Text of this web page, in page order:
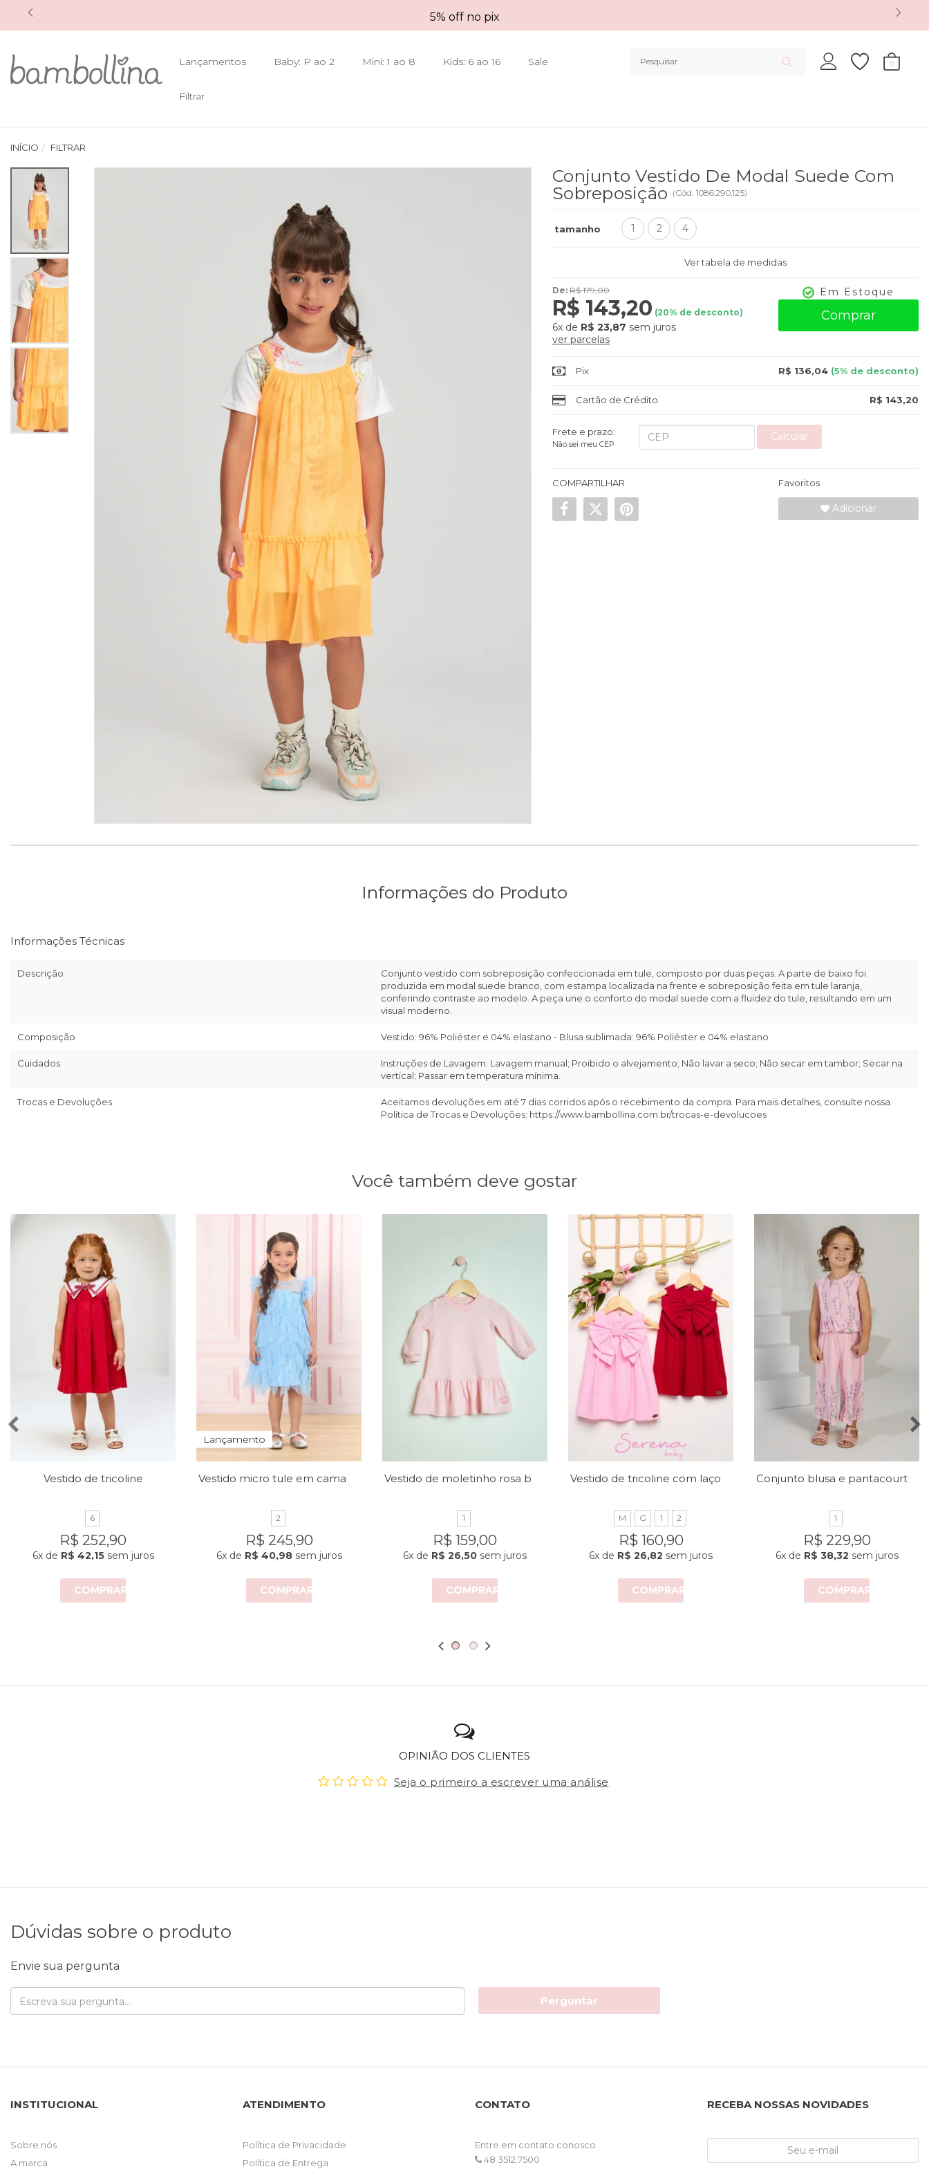
5% off no pix
Lançamentos Baby: P ao 2 Mini: 1 ao 8 Kids: 6 ao 16 Sale
Filtrar
0
INÍCIO FILTRAR
Conjunto Vestido De Modal Suede Com
Sobreposição (Cód. 1086.290.125)
tamanho 1 2 4
Ver tabela de medidas
De: R$ 179,00
R$ 143,20 (20% de desconto)
6x de R$ 23,87 sem juros
ver parcelas
Em Estoque
Comprar
Pix R$ 136,04 (5% de desconto)
Cartão de Crédito R$ 143,20
Frete e prazo:
Não sei meu CEP
Calcular
COMPARTILHAR Favoritos
Adicionar
Informações do Produto
Informações Técnicas
Descrição
Conjunto vestido com sobreposição confeccionada em tule, composto por duas peças. A parte de baixo foi
produzida em modal suede branco, com estampa localizada na frente e sobreposição feita em tule laranja,
conferindo contraste ao modelo. A peça une o conforto do modal suede com a fluidez do tule, resultando em um
visual moderno.
Composição Vestido: 96% Poliéster e 04% elastano - Blusa sublimada: 96% Poliéster e 04% elastano
Cuidados
Instruções de Lavagem: Lavagem manual; Proibido o alvejamento; Não lavar a seco; Não secar em tambor; Secar na
vertical; Passar em temperatura mínima.
Trocas e Devoluções
Aceitamos devoluções em até 7 dias corridos após o recebimento da compra. Para mais detalhes, consulte nossa
Política de Trocas e Devoluções: https://www.bambollina.com.br/trocas-e-devolucoes
Você também deve gostar
Vestido de tricoline
6
R$ 252,90
6xde R$ 42,15sem juros
COMPRAR
Lançamento
2
R$ 245,90
6xde R$ 40,98sem juros
COMPRAR
1
R$ 159,00
6x de R$ 26,50 sem juros
COMPRAR
M G 1 2
R$ 160,90
6x de R$ 26,82 sem juros
COMPRAR
1
R$ 229,90
6xde R$ 38,32 sem juros
COMPRAR
OPINIÃO DOS CLIENTES
Seja o primeiro a escrever uma análise
Dúvidas sobre o produto
Envie sua pergunta
Perguntar
INSTITUCIONAL
Sobre nós
A marca
ATENDIMENTO
Política de Privacidade
Política de Entrega
CONTATO
Entre em contato conosco
48 3512.7500
RECEBA NOSSAS NOVIDADES